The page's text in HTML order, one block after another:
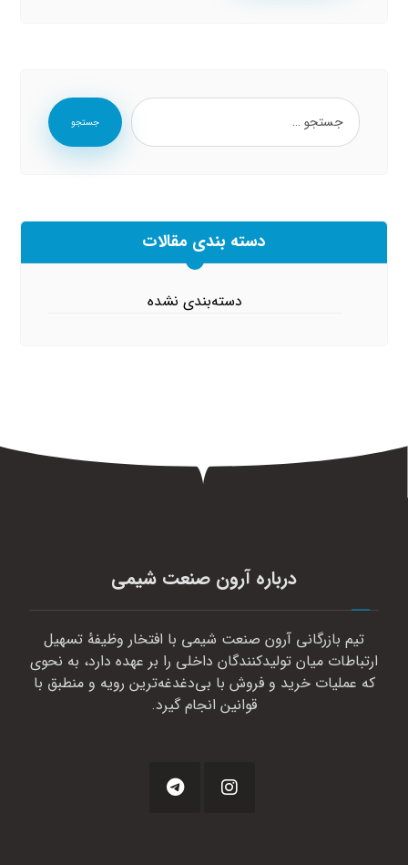
جستجو
دسته بندی مقالات
دسته‌بندی نشده
درباره آرون صنعت شیمی
تیم بازرگانی آرون صنعت شیمی با افتخار وظیفهٔ تسهیل
ارتباطات میان تولیدکنندگان داخلی را بر عهده دارد، به نحوی
که عملیات خرید و فروش با بی‌دغدغه‌ترین رویه و منطبق با
قوانین انجام گیرد.